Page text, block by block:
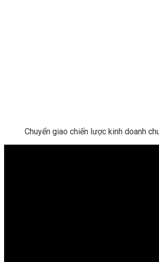
Chuyển giao chiến lược kinh doanh